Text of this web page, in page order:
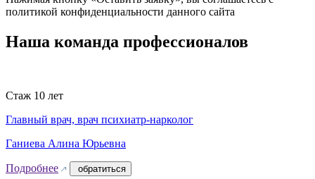
политикой конфиденциальности данного сайта
Наша команда профессионалов
Стаж 10 лет
Главный врач, врач психиатр-нарколог
Ганиева Алина Юрьевна
Подробнее обратиться